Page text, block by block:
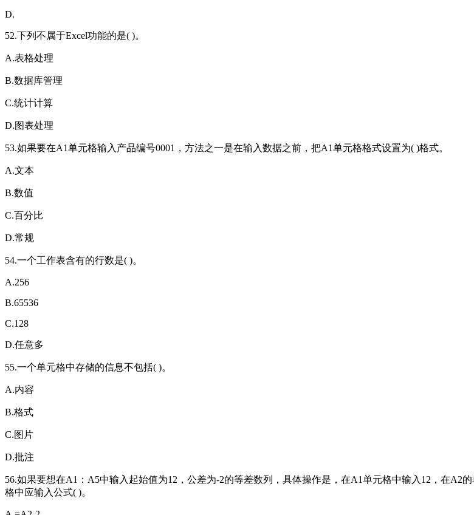
D.
52.下列不属于Excel功能的是( )。
A.表格处理
B.数据库管理
C.统计计算
D.图表处理
53.如果要在A1单元格输入产品编号0001，方法之一是在输入数据之前，把A1单元格格式设置为( )格式。
A.文本
B.数值
C.百分比
D.常规
54.一个工作表含有的行数是( )。
A.256
B.65536
C.128
D.任意多
55.一个单元格中存储的信息不包括( )。
A.内容
B.格式
C.图片
D.批注
56.如果要想在A1：A5中输入起始值为12，公差为-2的等差数列，具体操作是，在A1单元格中输入12，在
格中应输入公式( )。